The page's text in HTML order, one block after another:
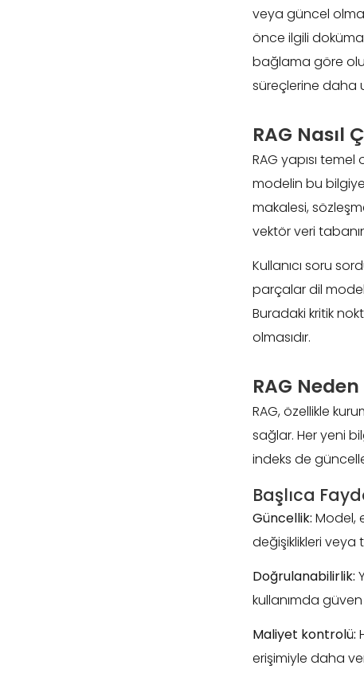
veya güncel
önce ilgili
bağlama göre
süreçlerine daha
RAG Nasıl
RAG yapısı
modelin bu
makalesi,
vektör veri
Kullanıcı soru
parçalar dil
Buradaki kritik
olmasıdır.
RAG
RAG, özellikle
sağlar. Her yeni
indeks de
Başlıca
Güncellik: Model,
değişiklikleri veya
Doğrulanabilirlik:
kullanımda
Maliyet kontrolü:
erişimiyle daha